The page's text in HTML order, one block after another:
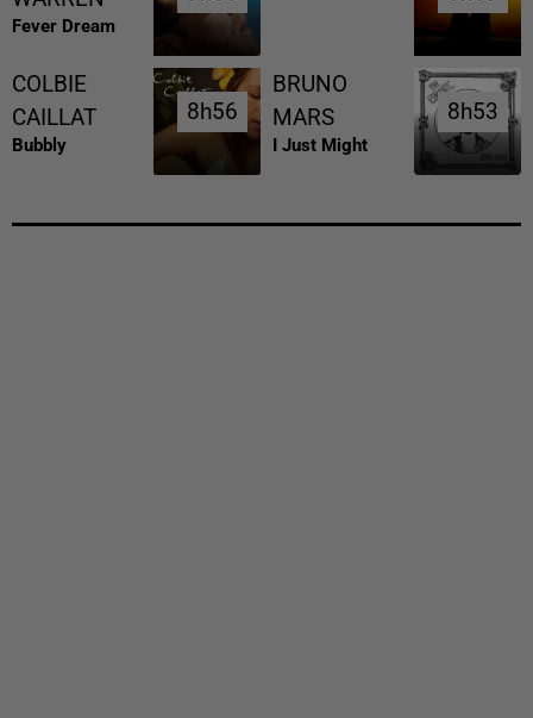
Fever Dream
COLBIE
CAILLAT
Bubbly
8h56
8h56
BRUNO
MARS
I Just Might
8h53
8h53